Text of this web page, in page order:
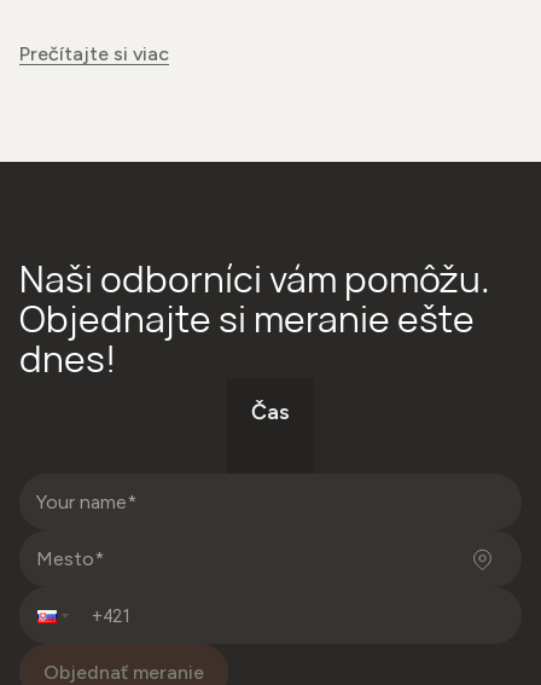
Prečítajte si viac
Objednať meranie
Čas
Naši odborníci vám pomôžu.
Objednajte si meranie ešte
dnes!